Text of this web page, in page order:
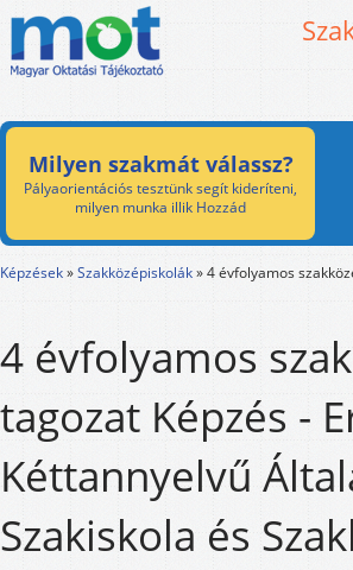
Milyen szakmát válassz?
Pályaorientációs tesztünk segít kideríteni,
milyen munka illik Hozzád
Képzések»Szakközépiskolák»4 évfolyamos
4 évfolyamos
tagozat Képzés -
Kéttannyelvű
Szakiskola és